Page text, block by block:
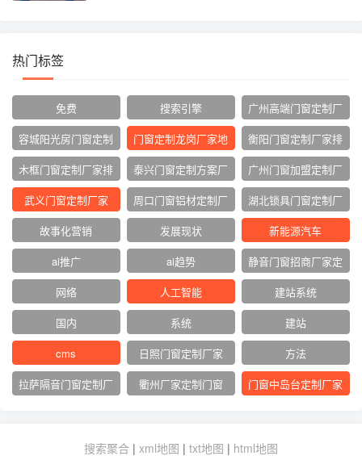
热门标签
免费 搜索引擎
广州高端门窗定制厂
家
容城阳光房门窗定制
厂家
门窗定制龙岗厂家地
址
衡阳门窗定制厂家排
名
木框门窗定制厂家排
名
泰兴门窗定制方案厂
家
广州门窗加盟定制厂
家
武义门窗定制厂家
周口门窗铝材定制厂
家
湖北锁具门窗定制厂
家
故事化营销 发展现状
新能源汽车
ai推广
ai趋势
静音门窗招商厂家定
制
网络‌ 人工智能
建站系统
国内
系统
建站
cms
日照门窗定制厂家
方法
拉萨隔音门窗定制厂
衢州厂家定制门窗 门窗中岛台定制厂家
搜索聚合 | xml地图 | txt地图 | html地图